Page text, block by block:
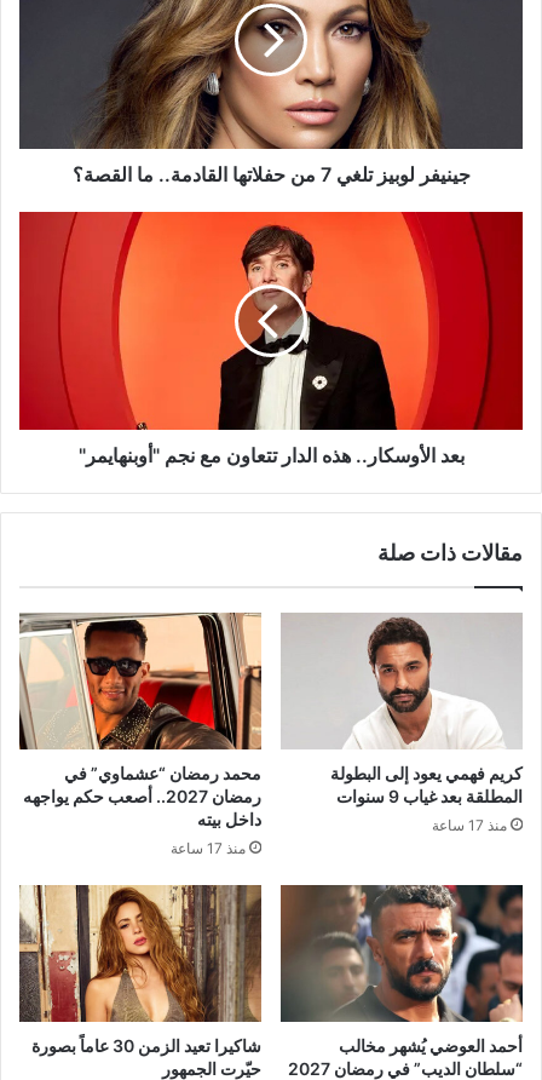
القصة؟
جينيفر لوبيز تلغي 7 من حفلاتها القادمة.. ما القصة؟
الأوسكار..
"أوبنهايمر"
بعد الأوسكار.. هذه الدار تتعاون مع نجم "أوبنهايمر"
مقالات ذات صلة
كريم فهمي يعود إلى البطولة
المطلقة بعد غياب 9 سنوات
منذ 17 ساعة
محمد رمضان “عشماوي” في
رمضان 2027.. أصعب حكم يواجهه
داخل بيته
منذ 17 ساعة
أحمد العوضي يُشهر مخالب
“سلطان الديب” في رمضان 2027
شاكيرا تعيد الزمن 30 عاماً بصورة
حيّرت الجمهور